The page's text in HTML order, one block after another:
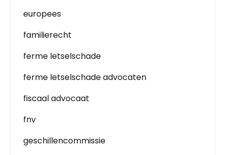
europees
familierecht
ferme letselschade
ferme letselschade advocaten
fiscaal advocaat
fnv
geschillencommissie